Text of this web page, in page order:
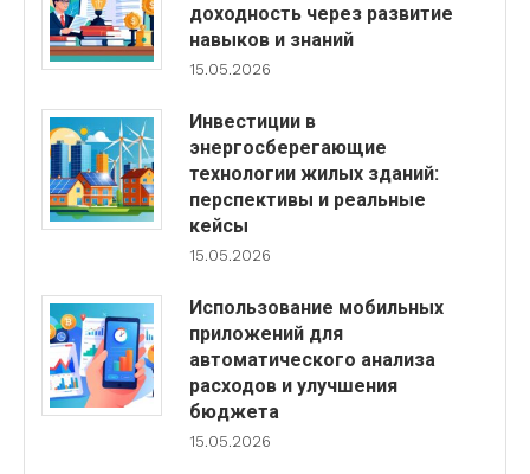
доходность через развитие
навыков и знаний
15.05.2026
Инвестиции в
энергосберегающие
технологии жилых зданий:
перспективы и реальные
кейсы
15.05.2026
Использование мобильных
приложений для
автоматического анализа
расходов и улучшения
бюджета
15.05.2026